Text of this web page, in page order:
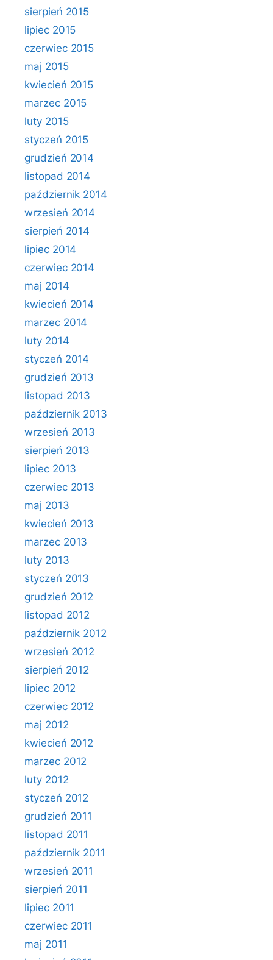
sierpień 2015
lipiec 2015
czerwiec 2015
maj 2015
kwiecień 2015
marzec 2015
luty 2015
styczeń 2015
grudzień 2014
listopad 2014
październik 2014
wrzesień 2014
sierpień 2014
lipiec 2014
czerwiec 2014
maj 2014
kwiecień 2014
marzec 2014
luty 2014
styczeń 2014
grudzień 2013
listopad 2013
październik 2013
wrzesień 2013
sierpień 2013
lipiec 2013
czerwiec 2013
maj 2013
kwiecień 2013
marzec 2013
luty 2013
styczeń 2013
grudzień 2012
listopad 2012
październik 2012
wrzesień 2012
sierpień 2012
lipiec 2012
czerwiec 2012
maj 2012
kwiecień 2012
marzec 2012
luty 2012
styczeń 2012
grudzień 2011
listopad 2011
październik 2011
wrzesień 2011
sierpień 2011
lipiec 2011
czerwiec 2011
maj 2011